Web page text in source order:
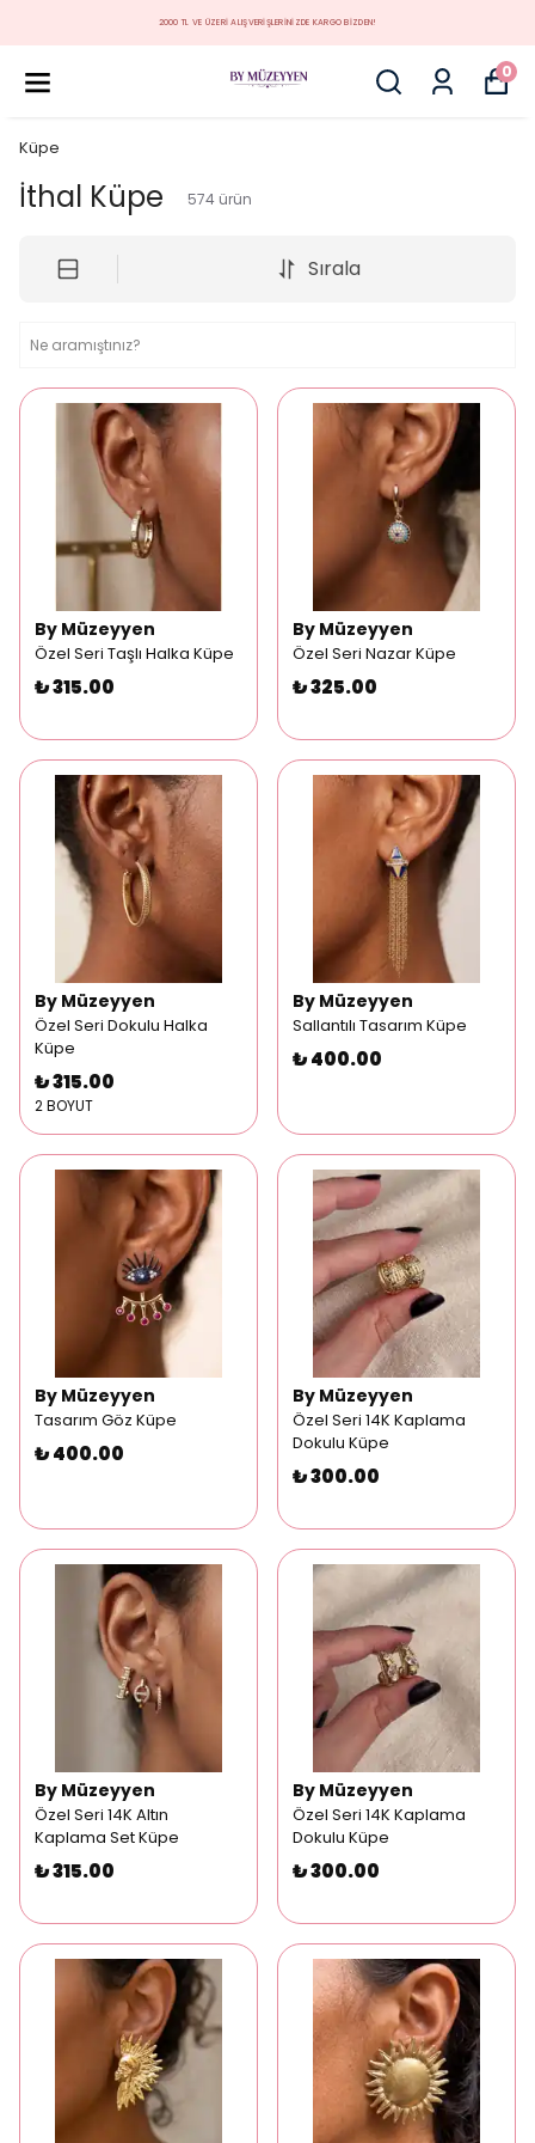
MÜZEYYEN YENİ KOLEKSİYON
0
Küpe
İthal Küpe 574 ürün
Sırala
By Müzeyyen
Özel Seri Taşlı Halka Küpe
₺ 315.00
By Müzeyyen
Özel Seri Nazar Küpe
₺ 325.00
By Müzeyyen
Özel Seri Dokulu Halka
Küpe
₺ 315.00
2 BOYUT
By Müzeyyen
Sallantılı Tasarım Küpe
₺ 400.00
By Müzeyyen
Tasarım Göz Küpe
₺ 400.00
By Müzeyyen
Özel Seri 14K Kaplama
Dokulu Küpe
₺ 300.00
By Müzeyyen
Özel Seri 14K Altın
Kaplama Set Küpe
₺ 315.00
By Müzeyyen
Özel Seri 14K Kaplama
Dokulu Küpe
₺ 300.00